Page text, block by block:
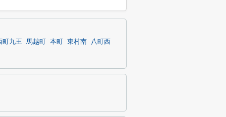
町九王 馬越町 本町 東村南 八町西